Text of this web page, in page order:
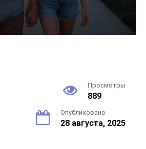
Просмотры
889
Опубликовано
28 августа, 2025